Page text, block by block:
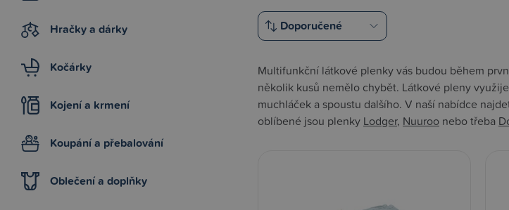
Hračky a dárky
Kočárky
Kojení a krmení
Koupání a přebalování
Oblečení a doplňky
Multifunkční látkové plenky vás budou během
několik kusů nemělo chybět. Látkové pleny
muchláček a spoustu dalšího. V naší nabídce
oblíbené jsou plenky Lodger, Nuuroo nebo třeba